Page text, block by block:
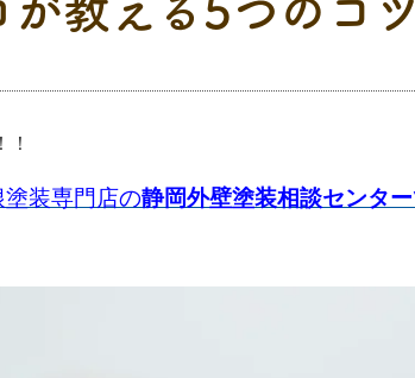
が教える5つのコ
装専門店の静岡外壁塗装相談センタ